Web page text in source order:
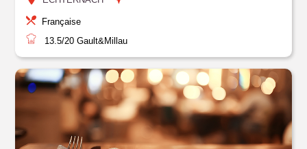
Française
13.5/20 Gault&Millau